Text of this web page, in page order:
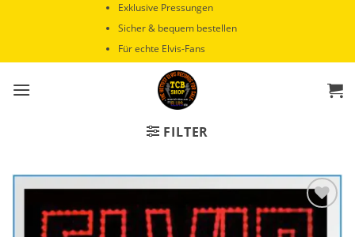
Exklusive Pressungen
Sicher & bequem bestellen
Für echte Elvis-Fans
FILTER
Zur